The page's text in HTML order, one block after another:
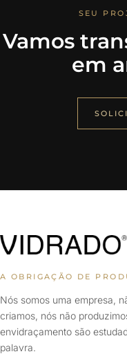
SEU
Vamos
em
A OBRIGAÇÃO DE
Nós somos uma empresa,
criamos, nós não
envidraçamento são
palavra.